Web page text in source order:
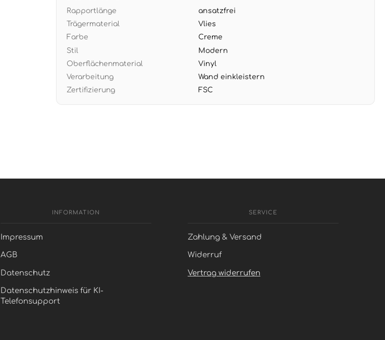
trocken abziehbar für problemlose Renovierung ohne Rückstände
Rapportlänge
ansatzfrei
Trägermaterial
Vlies
Farbe
Creme
Stil
Modern
Oberflächenmaterial
Vinyl
Verarbeitung
Wand einkleistern
Zertifizierung
FSC
INFORMATION
Impressum
AGB
Datenschutz
Datenschutzhinweis für KI-
Telefonsupport
SERVICE
Zahlung & Versand
Widerruf
Vertrag widerrufen